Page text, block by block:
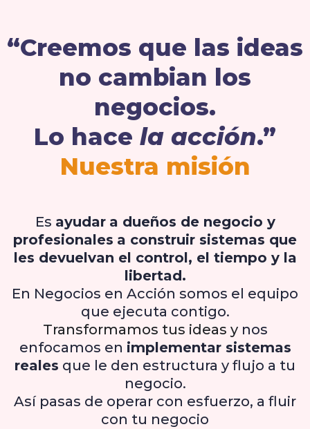
“Creemos que las ideas
no cambian los
negocios.
Lo hace la acción.”
Nuestra misión
Es ayudar a dueños de negocio y
profesionales a construir sistemas que
les devuelvan el control, el tiempo y la
libertad.
En Negocios en Acción somos el equipo
que ejecuta contigo.
Transformamos tus ideas y nos
enfocamos en implementar sistemas
reales que le den estructura y flujo a tu
negocio.
Así pasas de operar con esfuerzo, a fluir
con tu negocio